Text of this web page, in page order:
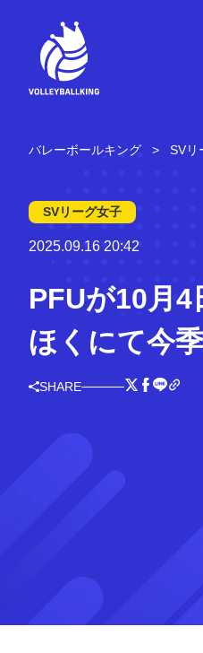
バレーボールキング SVリ
SVリーグ女子
2025.09.16 20:42
PFUが10月
ほくにて今
SHARE